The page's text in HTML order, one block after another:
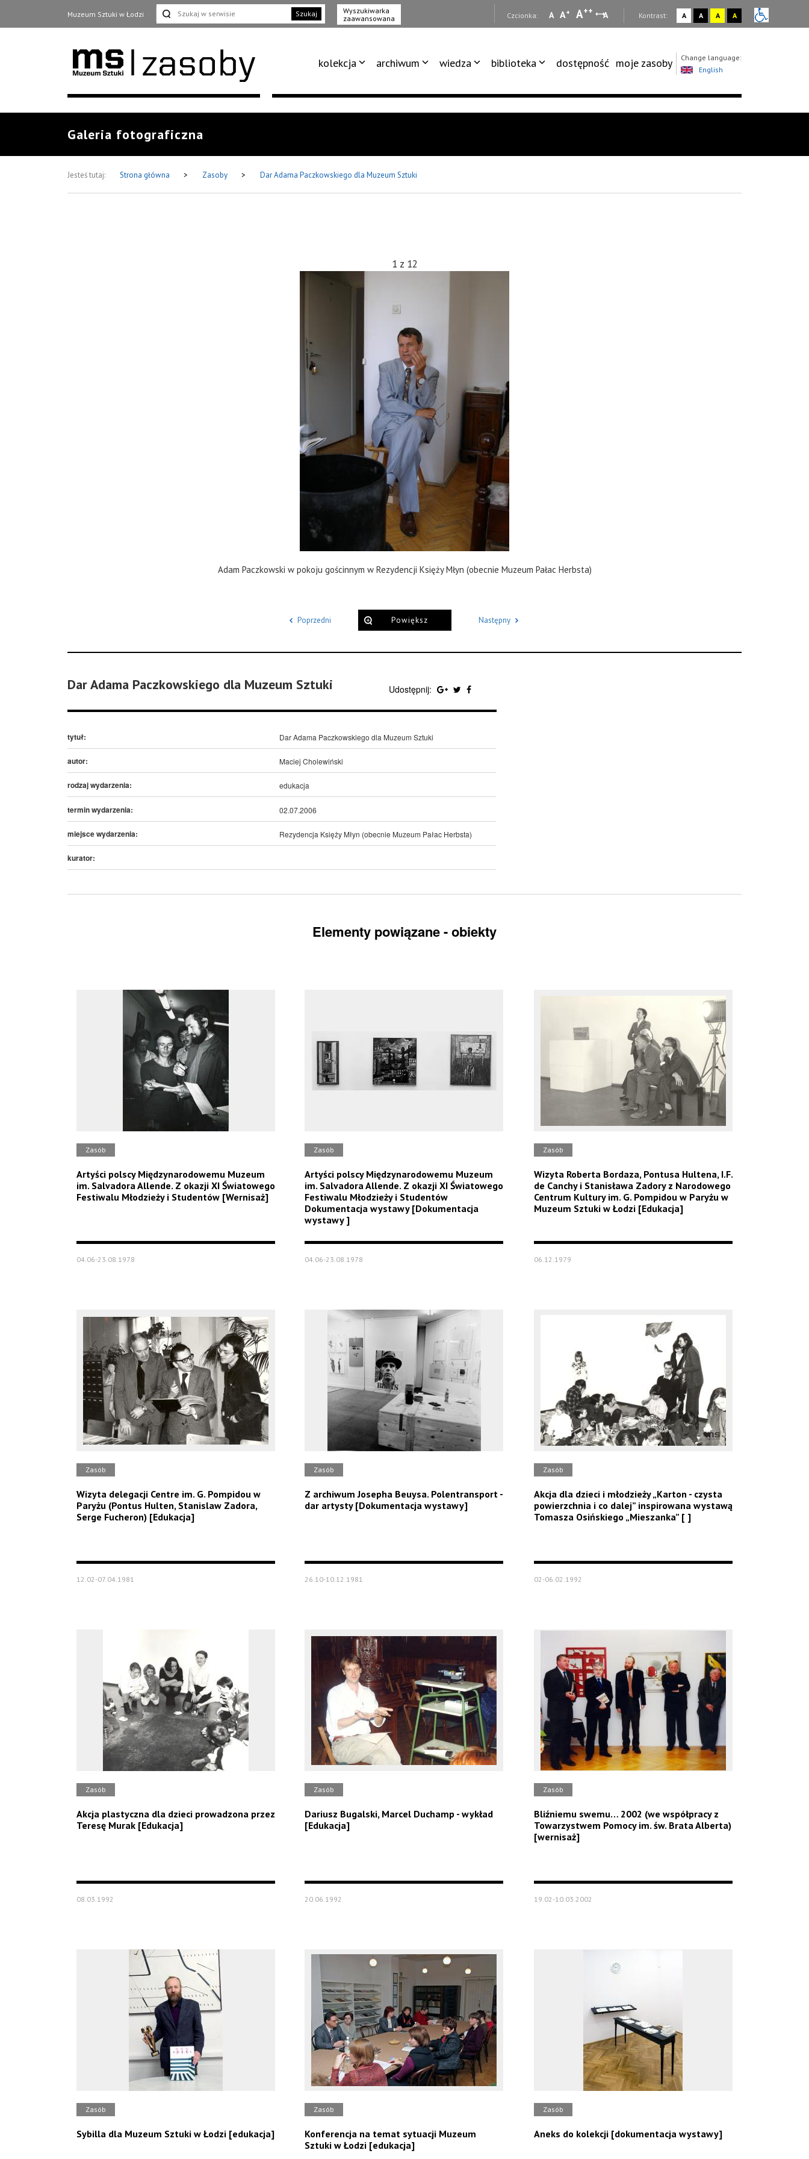
Muzeum Sztuki w Łodzi Szukaj
Wyszukiwarka
zaawansowana
Czcionka: A A+ A++ A Kontrast: A A A A
kolekcja archiwum wiedza biblioteka dostępność moje zasoby
Change language:
English
Galeria fotograficzna
Jesteś tutaj: Strona główna > Zasoby > Dar Adama Paczkowskiego dla Muzeum Sztuki
1 z 12
Adam Paczkowski w pokoju gościnnym w Rezydencji Księży Młyn (obecnie Muzeum Pałac Herbsta)
Poprzedni Powiększ Następny
Dar Adama Paczkowskiego dla Muzeum Sztuki Udostępnij:
tytuł: Dar Adama Paczkowskiego dla Muzeum Sztuki
autor: Maciej Cholewiński
rodzaj wydarzenia: edukacja
termin wydarzenia: 02.07.2006
miejsce wydarzenia: Rezydencja Księży Młyn (obecnie Muzeum Pałac Herbsta)
kurator:
Elementy powiązane - obiekty
Zasób
Artyści polscy Międzynarodowemu Muzeum
im. Salvadora Allende. Z okazji XI Światowego
Festiwalu Młodzieży i Studentów [Wernisaż]
04.06-23.08.1978
Zasób
Artyści polscy Międzynarodowemu Muzeum
im. Salvadora Allende. Z okazji XI Światowego
Festiwalu Młodzieży i Studentów
Dokumentacja wystawy [Dokumentacja
wystawy ]
04.06-23.08.1978
Zasób
Wizyta Roberta Bordaza, Pontusa Hultena, I.F.
de Canchy i Stanisława Zadory z Narodowego
Centrum Kultury im. G. Pompidou w Paryżu w
Muzeum Sztuki w Łodzi [Edukacja]
06.12.1979
Zasób
Wizyta delegacji Centre im. G. Pompidou w
Paryżu (Pontus Hulten, Stanislaw Zadora,
Serge Fucheron) [Edukacja]
12.02-07.04.1981
Zasób
Z archiwum Josepha Beuysa. Polentransport -
dar artysty [Dokumentacja wystawy]
26.10-10.12.1981
Zasób
Akcja dla dzieci i młodzieży „Karton - czysta
powierzchnia i co dalej” inspirowana wystawą
Tomasza Osińskiego „Mieszanka” [ ]
02-06.02.1992
Zasób
Akcja plastyczna dla dzieci prowadzona przez
Teresę Murak [Edukacja]
08.03.1992
Zasób
Dariusz Bugalski, Marcel Duchamp - wykład
[Edukacja]
20.06.1992
Zasób
Bliźniemu swemu… 2002 (we współpracy z
Towarzystwem Pomocy im. św. Brata Alberta)
[wernisaż]
19.02-10.03.2002
Zasób
Sybilla dla Muzeum Sztuki w Łodzi [edukacja]
Zasób
Konferencja na temat sytuacji Muzeum
Sztuki w Łodzi [edukacja]
Zasób
Aneks do kolekcji [dokumentacja wystawy]